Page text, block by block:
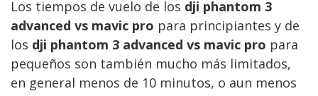
Los tiempos de vuelo de los dji phantom 3
advanced vs mavic pro para principiantes y de
los dji phantom 3 advanced vs mavic pro para
pequeños son también mucho más limitados,
en general menos de 10 minutos, o aun menos